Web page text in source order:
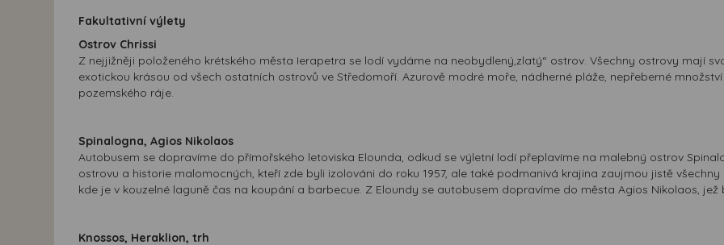
Fakultativní výlety
Ostrov Chrissi
Z nejjižněji položeného krétského města Ierapetra se lodí vydáme na neobydlený,zlatý“ ostrov. Všechny ostrovy mají
exotickou krásou od všech ostatních ostrovů ve Středomoří. Azurově modré moře, nádherné pláže, nepřeberné
pozemského ráje.
Spinalogna, Agios Nikolaos
Autobusem se dopravíme do přímořského letoviska Elounda, odkud se výletní lodí přeplavíme na malebný ostrov
ostrovu a historie malomocných, kteří zde byli izolováni do roku 1957, ale také podmanivá krajina zaujmou jistě
kde je v kouzelné laguně čas na koupání a barbecue. Z Eloundy se autobusem dopravíme do města Agios Nikolaos, jež
Knossos, Heraklion, trh